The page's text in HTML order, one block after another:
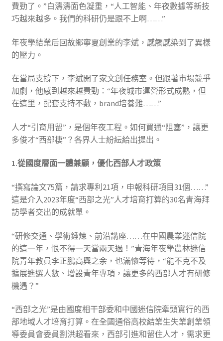
費勁了。”白濤濤面色凝重，“人工智能、年夜數據等新技
巧越來越多。我們的科研仍是跟不上啊……”
年夜學結業后回故鄉寧夏創業的李斌，感觸感染到了異樣
的壓力。
在當局支撐下，李斌開了家文創任務室。但跟著市場競爭
加劇，他感到越來越費勁：“年夜城市運營形式成熟，但
在這里，配套支持不敷，brand培養難……”
人才“引育用留”，是個年夜工程。如何買通“阻塞”，讓更
多俊才“西部棲”？各界人士紛紜給出提出。
1.從國度層面一體兼顧，優化西部人才政策
“撰寫論文75篇，請求專利21項，申報科研項目31個……”
這是介入2023年度“西部之光”人才培育打算的30名青海拜
訪學者交出的成就單。
“研修交通、學術錘煉、前沿講座……在中國農業迷信院
的這一年，恨不得一天當兩天過！”青海年夜學農林迷信
院青年教員李正鵬高興之余，也滿懷等待，“能不克不及
擴展進選人數、增設青年專項，讓更多的西部人才有研修
機遇？”
“西部之光”是由國度相干部委和中國迷信院牽頭實行的西
部地域人才培育打算。在全國通俗高校結業生失業創業領
導委員會委員劉洪超看來，西部引進和留住人才，需求更